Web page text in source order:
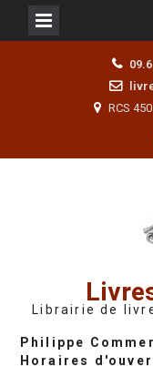
RCS
Librairie de